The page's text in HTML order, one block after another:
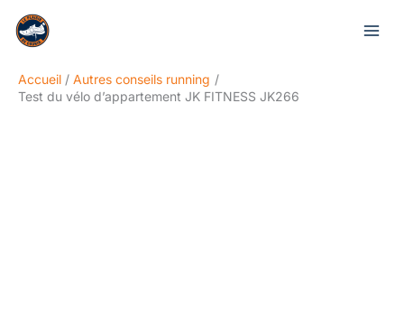
Accueil
Autres conseils running
Test du vélo d’appartement JK FITNESS JK266
Rechercher